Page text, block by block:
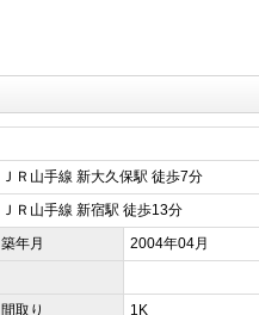
ＪＲ山手線 新大久保駅 徒歩7分
ＪＲ山手線 新宿駅 徒歩13分
築年月
2004年04月
間取り
1K